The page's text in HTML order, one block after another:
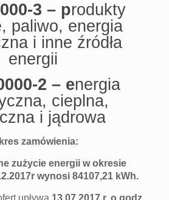
3 – produkty
paliwo, energia
i inne źródła
energii
2 – energia
cieplna,
i jądrowa
zamówienia:
zużycie energii w okresie
wynosi 84107,21 kWh.
upływa 13.07.2017 r. o godz.